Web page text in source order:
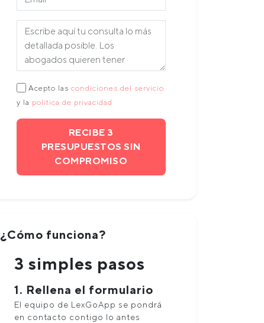
Acepto las condiciones del servicio
y la política de privacidad
RECIBE 3
PRESUPUESTOS SIN
COMPROMISO
¿Cómo funciona?
3 simples pasos
1. Rellena el formulario
El equipo de LexGoApp se pondrá
en contacto contigo lo antes